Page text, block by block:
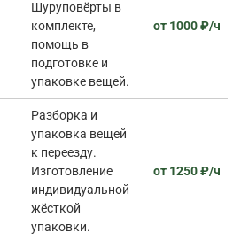
Шуруповёрты в
комплекте,
помощь в
подготовке и
упаковке вещей.
от 1000 ₽/ч
Разборка и
упаковка вещей
к переезду.
Изготовление
индивидуальной
жёсткой
упаковки.
от 1250 ₽/ч